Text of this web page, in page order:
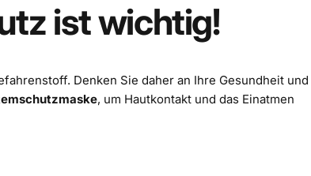
istwichtig!
Denken Sie daher an Ihre Gesundheit und
, um Hautkontakt und das Einatmen